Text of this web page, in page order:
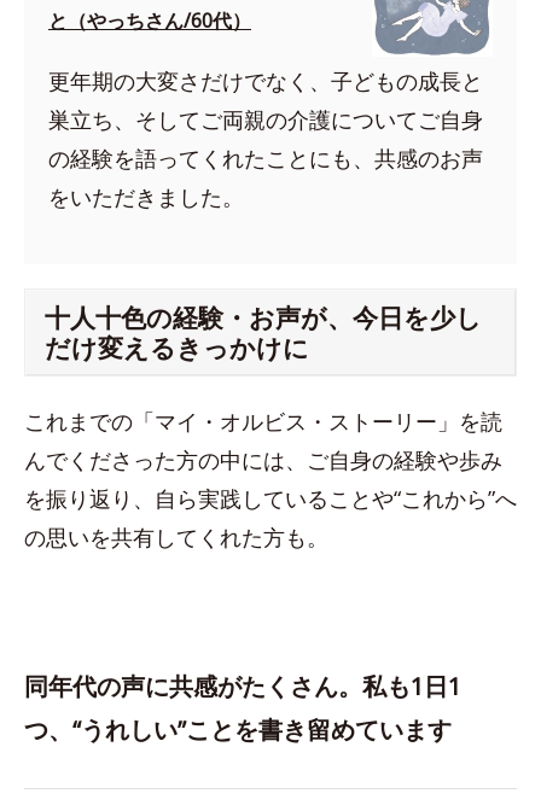
と（やっちさん/60代）
更年期の大変さだけでなく、子どもの成長と
巣立ち、そしてご両親の介護についてご自身
の経験を語ってくれたことにも、共感のお声
をいただきました。
十人十色の経験・お声が、今日を少し
だけ変えるきっかけに
これまでの「マイ・オルビス・ストーリー」を読
んでくださった方の中には、ご自身の経験や歩み
を振り返り、自ら実践していることや“これから”へ
の思いを共有してくれた方も。
同年代の声に共感がたくさん。私も1日1
つ、“うれしい”ことを書き留めています